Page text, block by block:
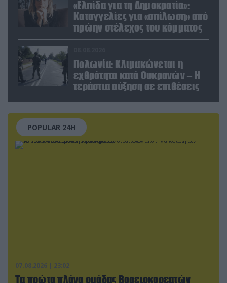
«Ελπίδα για τη Δημοκρατία»:
Καταγγελίες για «σπίλωση» από
πρώην στέλεχος του κόμματος
Πολωνία: Κλιμακώνεται η
εχθρότητα κατά Ουκρανών – Η
τεράστια αύξηση σε επιθέσεις
POPULAR 24H
07.08.2026 | 23:02
Τα πρώτα πλάνα ομάδας Βορειοκορεατών